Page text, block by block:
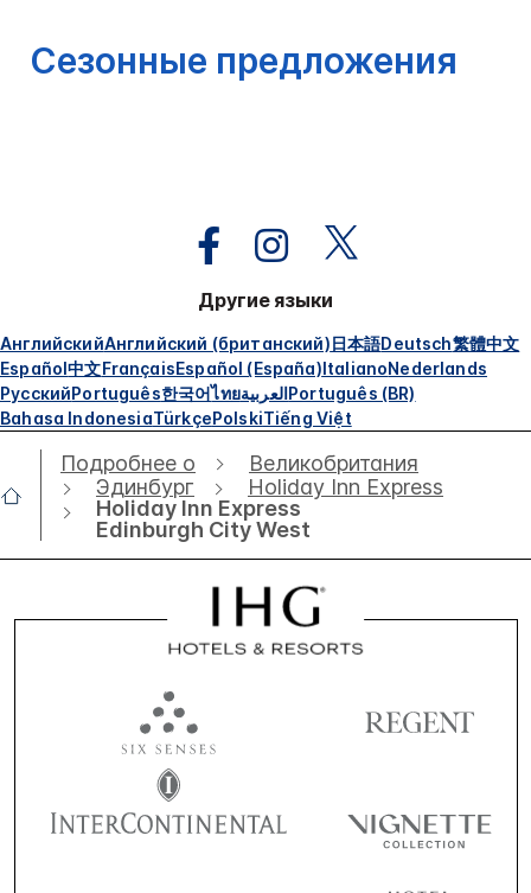
Сезонные предложения
Другие языки
АнглийскийАнглийский (британский)日本語Deutsch繁體中文
Español中文FrançaisEspañol (España)ItalianoNederlands
РусскийPortuguês한국어ไทยالعربيةPortuguês (BR)
Bahasa IndonesiaTürkçePolskiTiếng Việt
Подробнее о
Великобритания
Эдинбург
Holiday Inn Express
Holiday Inn Express
Edinburgh City West